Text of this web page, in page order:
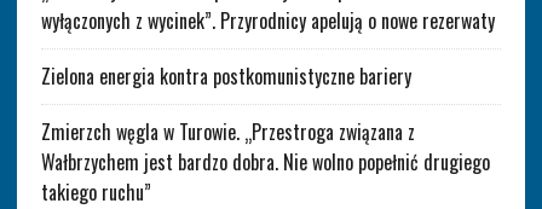
wyłączonych z wycinek”. Przyrodnicy apelują o nowe rezerwaty
Zielona energia kontra postkomunistyczne bariery
Zmierzch węgla w Turowie. „Przestroga związana z
Wałbrzychem jest bardzo dobra. Nie wolno popełnić drugiego
takiego ruchu”